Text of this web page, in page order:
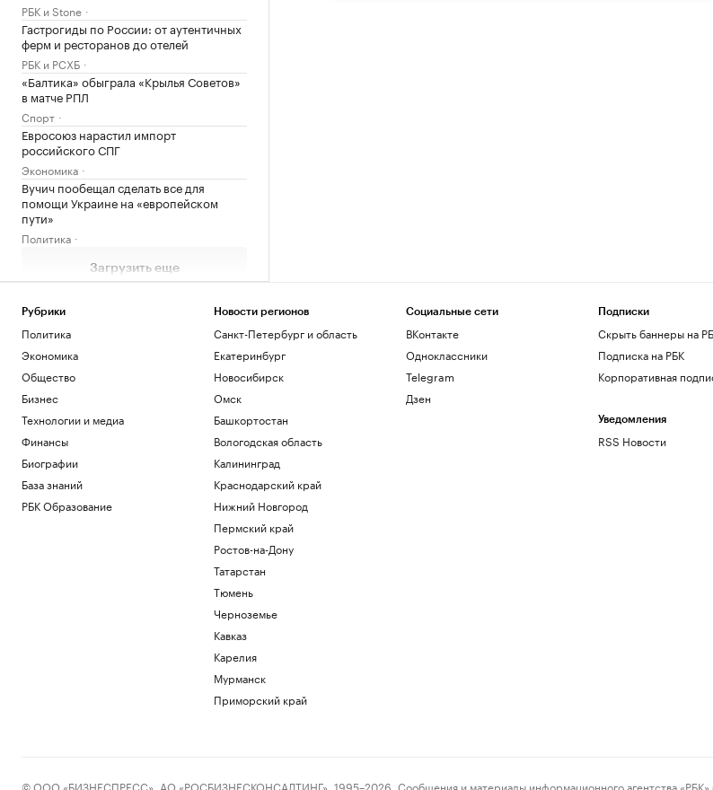
РБК и Stone
Гастрогиды по России: от аутентичных
ферм и ресторанов до отелей
РБК и РСХБ
«Балтика» обыграла «Крылья Советов»
в матче РПЛ
Спорт
Евросоюз нарастил импорт
российского СПГ
Экономика
Вучич пообещал сделать все для
помощи Украине на «европейском
пути»
Политика
Загрузить еще
Рубрики
Политика
Экономика
Общество
Бизнес
Технологии и медиа
Финансы
Биографии
База знаний
РБК Образование
Новости регионов
Санкт-Петербург и область
Екатеринбург
Новосибирск
Омск
Башкортостан
Вологодская область
Калининград
Краснодарский край
Нижний Новгород
Пермский край
Ростов-на-Дону
Татарстан
Тюмень
Черноземье
Кавказ
Карелия
Мурманск
Приморский край
Социальные сети
ВКонтакте
Одноклассники
Telegram
Дзен
Подписки
Скрыть баннеры на
Подписка на РБК
Корпоративная
Уведомления
RSS Новости
© ООО «БИЗНЕСПРЕСС», АО «РОСБИЗНЕСКОНСАЛТИНГ», 1995–2026. Сообщения и материалы информационного агентства «РБК»